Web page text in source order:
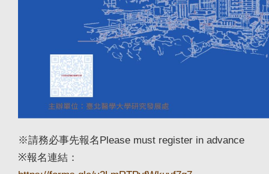
※請務必事先報名Please must register in advance
※報名連結：